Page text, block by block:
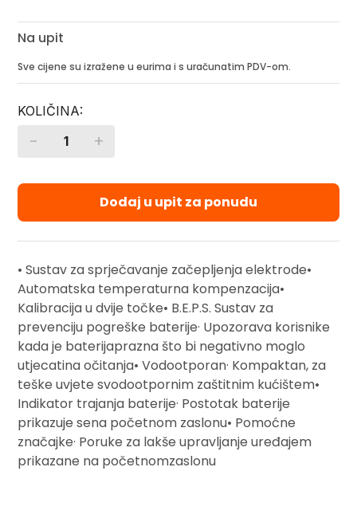
Na upit
Sve cijene su izražene u eurima i s uračunatim PDV-om.
Quantity
- +
Dodaj u upit za ponudu
• Sustav za sprječavanje začepljenja elektrode•
Automatska temperaturna kompenzacija•
Kalibracija u dvije točke• B.E.P.S. Sustav za
prevenciju pogreške baterije· Upozorava korisnike
kada je baterijaprazna što bi negativno moglo
utjecatina očitanja• Vodootporan· Kompaktan, za
teške uvjete svodootpornim zaštitnim kućištem•
Indikator trajanja baterije· Postotak baterije
prikazuje sena početnom zaslonu• Pomoćne
značajke· Poruke za lakše upravljanje uređajem
prikazane na početnomzaslonu